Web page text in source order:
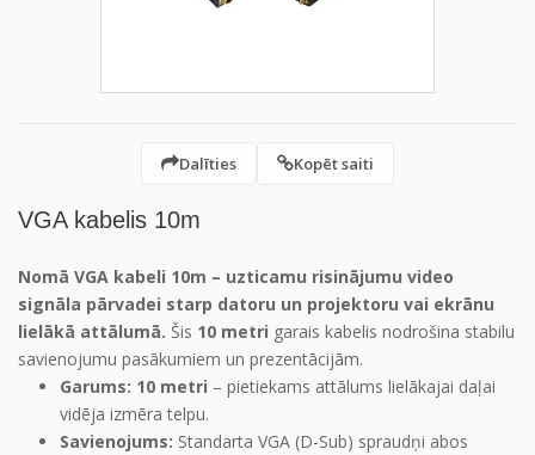
Dalīties Kopēt saiti
VGA kabelis 10m
Nomā VGA kabeli 10m – uzticamu risinājumu video
signāla pārvadei starp datoru un projektoru vai ekrānu
lielākā attālumā. Šis 10 metri garais kabelis nodrošina stabilu
savienojumu pasākumiem un prezentācijām.
Garums: 10 metri – pietiekams attālums lielākajai daļai
vidēja izmēra telpu.
Savienojums: Standarta VGA (D-Sub) spraudņi abos